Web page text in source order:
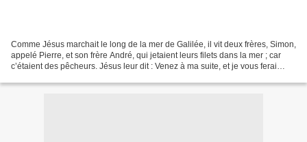
Comme Jésus marchait le long de la mer de Galilée, il vit deux frères, Simon,
appelé Pierre, et son frère André, qui jetaient leurs filets dans la mer ; car
c’étaient des pêcheurs. Jésus leur dit : Venez à ma suite, et je vous ferai